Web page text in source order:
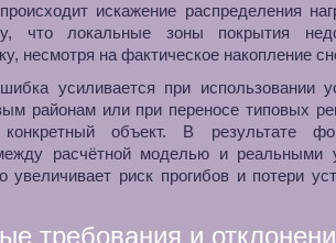
искажение распределения
что локальные зоны покрытия
несмотря на фактическое накопление
усиливается при использовании
районам или при переносе типовых
объект. В результате
расчётной моделью и реальными
увеличивает риск прогибов и потери
требования и